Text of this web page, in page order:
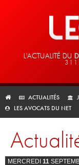
L'ACTUALITÉ DU
ACTUALITÉS
LES AVOCATS DU NET
MERCREDI 11